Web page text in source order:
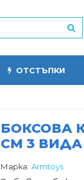
ОТСТЪПКИ
БОКСОВА
СМ 3 ВИДА
Марка: Armtoys